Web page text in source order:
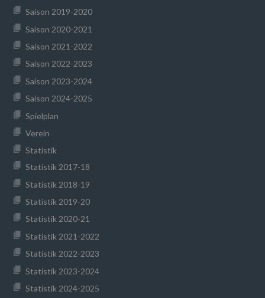
Saison 2019-2020
Saison 2020-2021
Saison 2021-2022
Saison 2022-2023
Saison 2023-2024
Saison 2024-2025
Spielplan
Verein
Statistik
Statistik 2017-18
Statistik 2018-19
Statistik 2019-20
Statistik 2020-21
Statistik 2021-2022
Statistik 2022-2023
Statistik 2023-2024
Statistik 2024-2025